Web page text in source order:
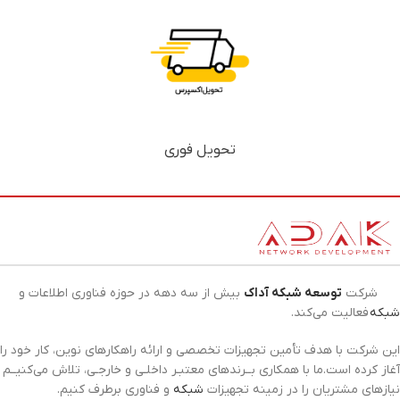
تحویل فوری
شرکت توسعه شبکه آداک بیش از سه دهه در حوزه فناوری اطلاعات و
شبکهفعالیت می‌کند.
این شرکت با هدف تأمین تجهیزات تخصصی و ارائه راهکارهای نوین، کار خود را
آغاز کرده است.ما با همکاری بــرندهای معتبـر داخلـی و خارجـی، تلاش می‌کنیــم
نیازهای مشتریان را در زمینه تجهیزات شبکه و فناوری برطرف کنیم.